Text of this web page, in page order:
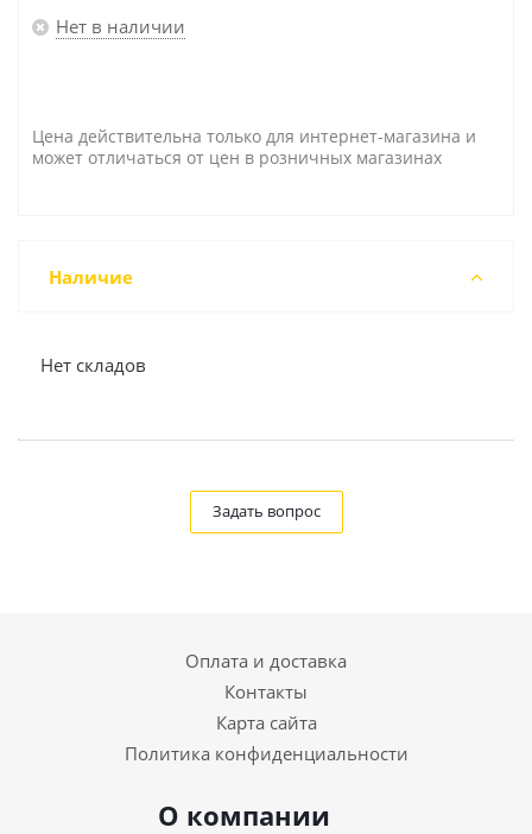
Нет в наличии
Цена действительна только для интернет-магазина и
может отличаться от цен в розничных магазинах
Наличие
Нет складов
Задать вопрос
Оплата и доставка
Контакты
Карта сайта
Политика конфиденциальности
О компании